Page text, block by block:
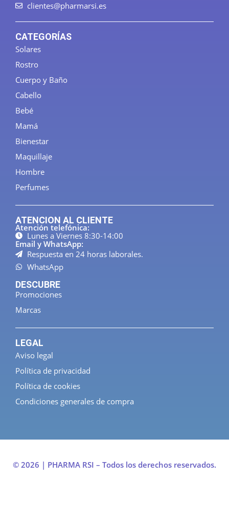
clientes@pharmarsi.es
CATEGORÍAS
Solares
Rostro
Cuerpo y Baño
Cabello
Bebé
Mamá
Bienestar
Maquillaje
Hombre
Perfumes
ATENCION AL CLIENTE
Atención telefónica:
Lunes a Viernes 8:30-14:00
Email y WhatsApp:
Respuesta en 24 horas laborales.
WhatsApp
DESCUBRE
Promociones
Marcas
LEGAL
Aviso legal
Política de privacidad
Política de cookies
Condiciones generales de compra
© 2026 | PHARMA RSI – Todos los derechos reservados.